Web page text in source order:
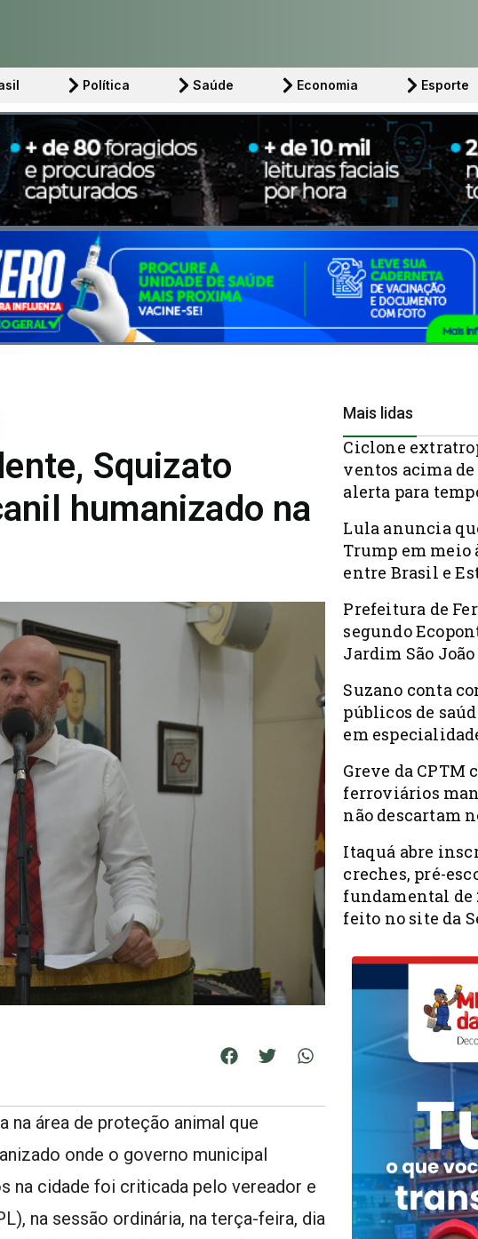
Política Saúde Economia Esporte
Squizato
humanizado na
área de proteção animal que
onde o governo municipal
na cidade foi criticada pelo vereador e
na sessão ordinária, na terça-feira, dia
Mais lidas
Ciclone
ventos acima
alerta para
Lula anuncia
Trump em
entre Brasil e
Prefeitura de
segundo
Jardim São João
Suzano conta
públicos de
em
Greve da CPTM
ferroviários
não descartam
Itaquá abre
creches, pré-
fundamental de
feito no site da